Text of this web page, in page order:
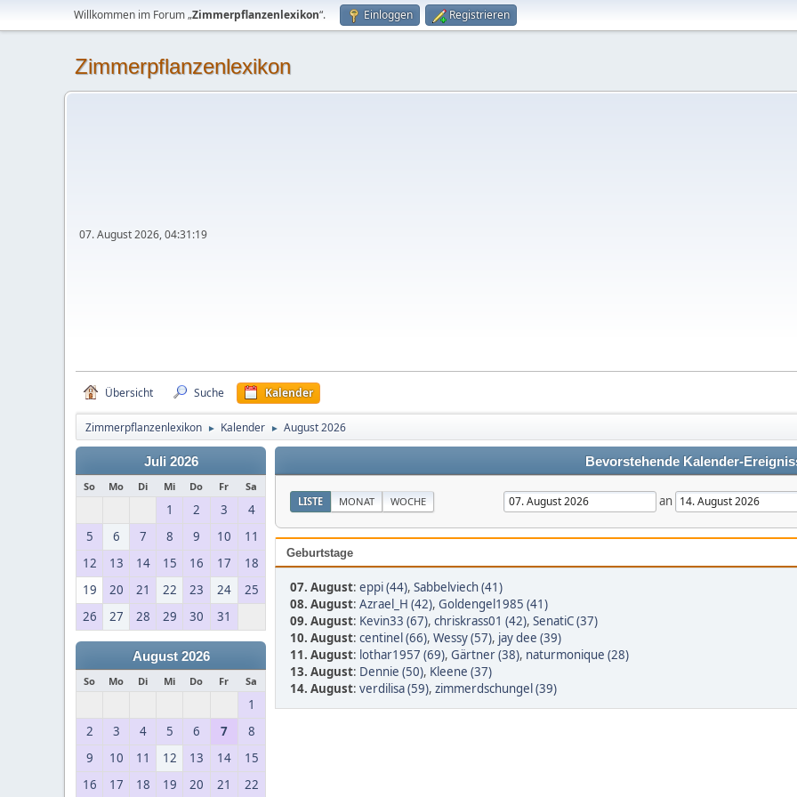
Willkommen im Forum „Zimmerpflanzenlexikon“. Einloggen Registrieren
Zimmerpflanzenlexikon
07. August 2026, 04:31:19
Übersicht Suche Kalender
Zimmerpflanzenlexikon ► Kalender ► August 2026
Juli 2026
So Mo Di Mi Do Fr Sa
1 2 3
4
5
6 7 8 9 10
11
12
13 14 15 16 17
18
19
20 21 22 23 24
25
26
27 28 29 30 31
August 2026
So Mo Di Mi Do Fr Sa
1
2
3 4 5 6 7
8
9
10 11 12 13 14
15
16
17 18 19 20 21 22
Bevorstehende Kalender-
LISTE MONAT WOCHE an
Geburtstage
07. August: eppi (44), Sabbelviech (41)
08. August: Azrael_H (42), Goldengel1985 (41)
09. August: Kevin33 (67), chriskrass01 (42), SenatiC (37)
10. August: centinel (66), Wessy (57), jay dee (39)
11. August: lothar1957 (69), Gärtner (38), naturmonique (28)
13. August: Dennie (50), Kleene (37)
14. August: verdilisa (59), zimmerdschungel (39)